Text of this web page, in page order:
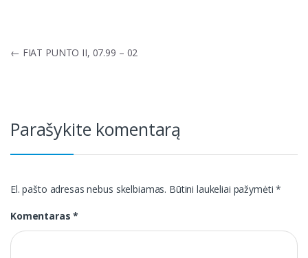
Navigacija
← FIAT PUNTO II, 07.99 – 02
Parašykite komentarą
El. pašto adresas nebus skelbiamas. Būtini laukeliai pažymėti*
Komentaras*